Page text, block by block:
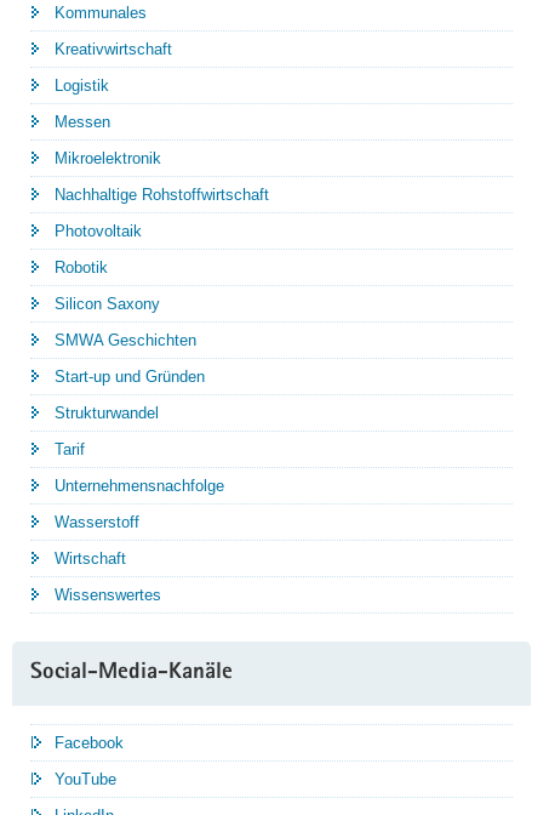
Kommunales
Kreativwirtschaft
Logistik
Messen
Mikroelektronik
Nachhaltige Rohstoffwirtschaft
Photovoltaik
Robotik
Silicon Saxony
SMWA Geschichten
Start-up und Gründen
Strukturwandel
Tarif
Unternehmensnachfolge
Wasserstoff
Wirtschaft
Wissenswertes
Social-Media-Kanäle
Facebook
YouTube